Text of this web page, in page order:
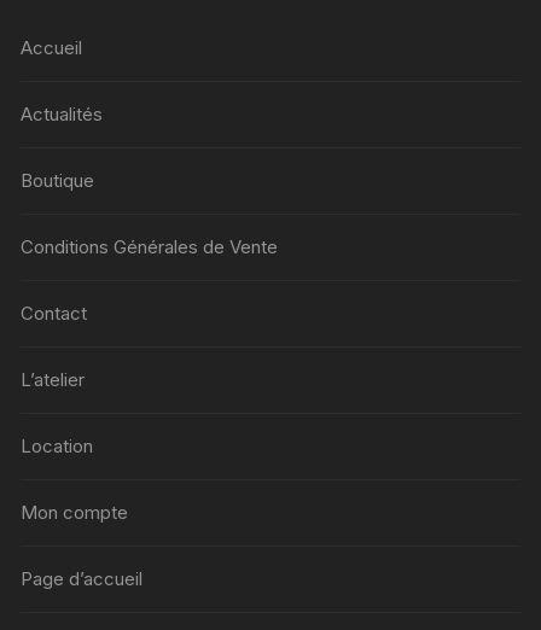
Accueil
Actualités
Boutique
Conditions Générales de Vente
Contact
L’atelier
Location
Mon compte
Page d’accueil